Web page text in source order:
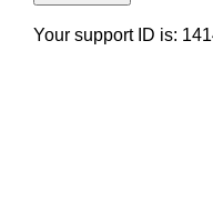
Your support ID is: